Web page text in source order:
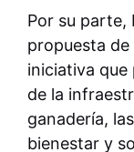
Por su parte,
propuesta de
iniciativa que
de la
ganadería,
bienestar y